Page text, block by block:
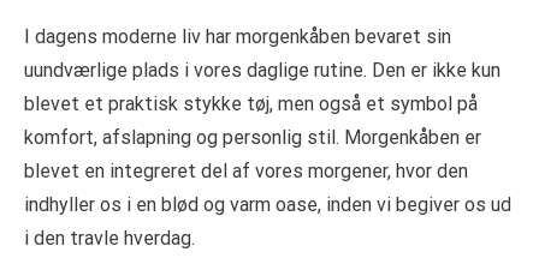
I dagens moderne liv har morgenkåben bevaret sin
uundværlige plads i vores daglige rutine. Den er ikke kun
blevet et praktisk stykke tøj, men også et symbol på
komfort, afslapning og personlig stil. Morgenkåben er
blevet en integreret del af vores morgener, hvor den
indhyller os i en blød og varm oase, inden vi begiver os ud
i den travle hverdag.